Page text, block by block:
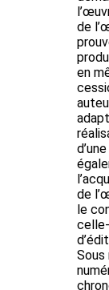
de
en
de
le
Sous